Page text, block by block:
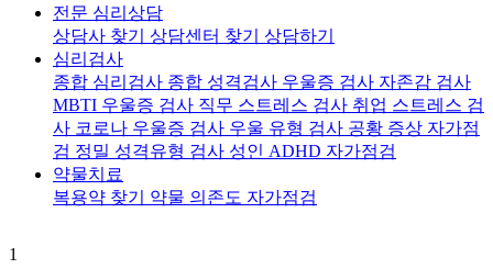
전문 심리상담
상담사 찾기 상담센터 찾기 상담하기
심리검사
종합 심리검사 종합 성격검사 우울증 검사 자존감 검사
MBTI 우울증 검사 직무 스트레스 검사 취업 스트레스 검
사 코로나 우울증 검사 우울 유형 검사 공황 증상 자가점
검 정밀 성격유형 검사 성인 ADHD 자가점검
약물치료
복용약 찾기 약물 의존도 자가점검
1